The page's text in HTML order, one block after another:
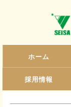
ホーム
採用情報